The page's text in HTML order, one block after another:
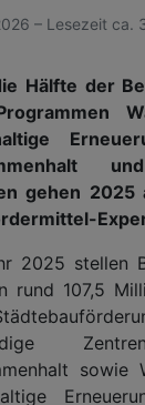
– Lesezeit ca.
Hälfte der
gehen 2025
2025 stellen
rund 107,5
sowie